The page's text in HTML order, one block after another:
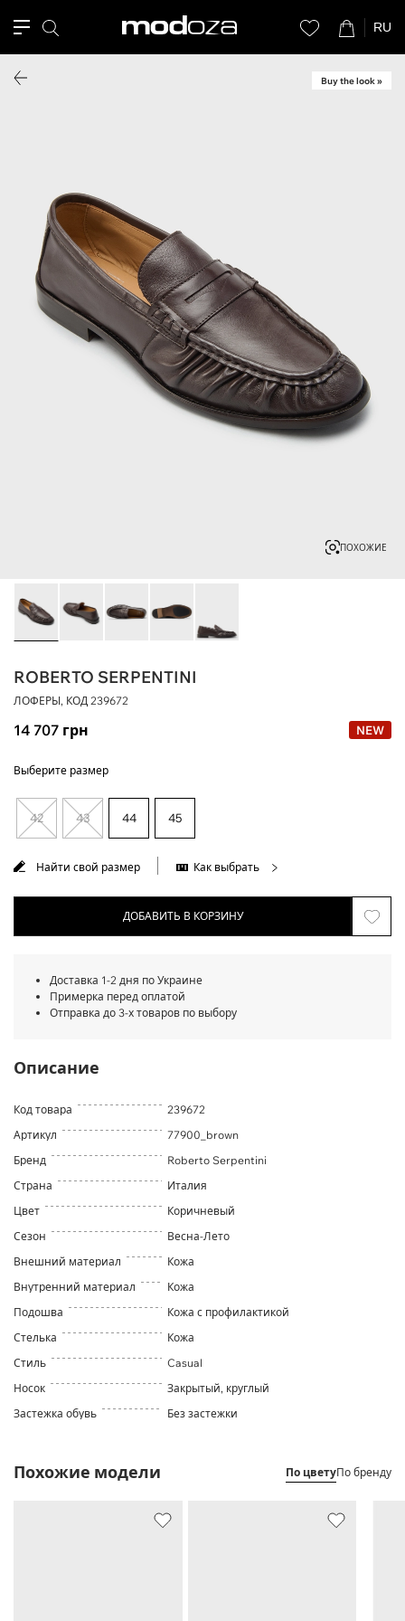
RU
Buy the look »
ПОХОЖИЕ
ROBERTO SERPENTINI
ЛОФЕРЫ, КОД 239672
14 707 грн NEW
Выберите размер
42 43 44 45
Найти свой размер Как выбрать
ДОБАВИТЬ В КОРЗИНУ
Доставка 1-2 дня по Украине
Примерка перед оплатой
Отправка до 3-х товаров по выбору
Описание
Код товара
239672
Артикул
77900_brown
Бренд
Roberto Serpentini
Страна
Италия
Цвет
Коричневый
Сезон
Весна-Лето
Внешний материал
Кожа
Внутренний материал
Кожа
Подошва
Кожа с профилактикой
Стелька
Кожа
Стиль
Casual
Носок
Закрытый, круглый
Застежка обувь
Без застежки
Похожие модели По цветуПо бренду